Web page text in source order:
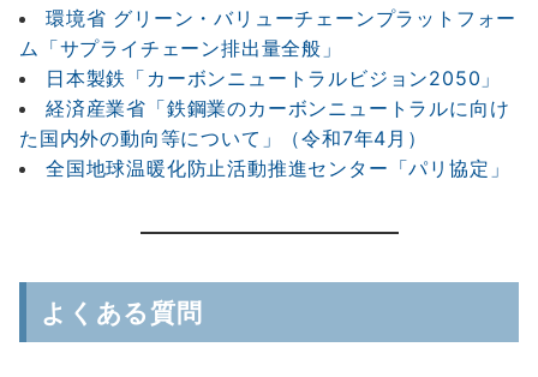
環境省 グリーン・バリューチェーンプラットフォー
ム「サプライチェーン排出量全般」
日本製鉄「カーボンニュートラルビジョン2050」
経済産業省「鉄鋼業のカーボンニュートラルに向け
た国内外の動向等について」（令和7年4月）
全国地球温暖化防止活動推進センター「パリ協定」
よくある質問